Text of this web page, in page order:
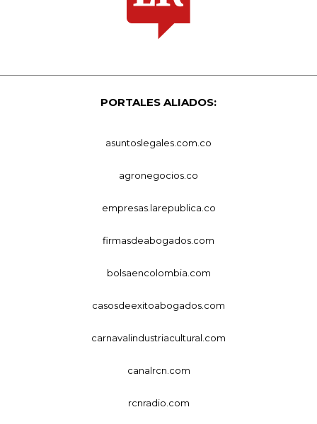
PORTALES ALIADOS:
asuntoslegales.com.co
agronegocios.co
empresas.larepublica.co
firmasdeabogados.com
bolsaencolombia.com
casosdeexitoabogados.com
carnavalindustriacultural.com
canalrcn.com
rcnradio.com